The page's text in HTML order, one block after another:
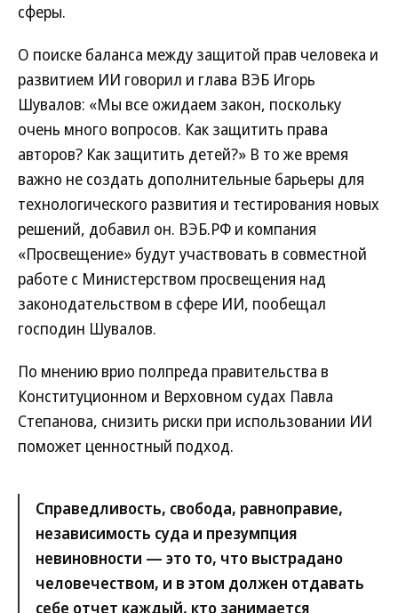
сферы.
О поиске баланса между защитой прав человека и
развитием ИИ говорил и глава ВЭБ Игорь
Шувалов: «Мы все ожидаем закон, поскольку
очень много вопросов. Как защитить права
авторов? Как защитить детей?» В то же время
важно не создать дополнительные барьеры для
технологического развития и тестирования новых
решений, добавил он. ВЭБ.РФ и компания
«Просвещение» будут участвовать в совместной
работе с Министерством просвещения над
законодательством в сфере ИИ, пообещал
господин Шувалов.
По мнению врио полпреда правительства в
Конституционном и Верховном судах Павла
Степанова, снизить риски при использовании ИИ
поможет ценностный подход.
Справедливость, свобода, равноправие,
независимость суда и презумпция
невиновности — это то, что выстрадано
человечеством, и в этом должен отдавать
себе отчет каждый, кто занимается